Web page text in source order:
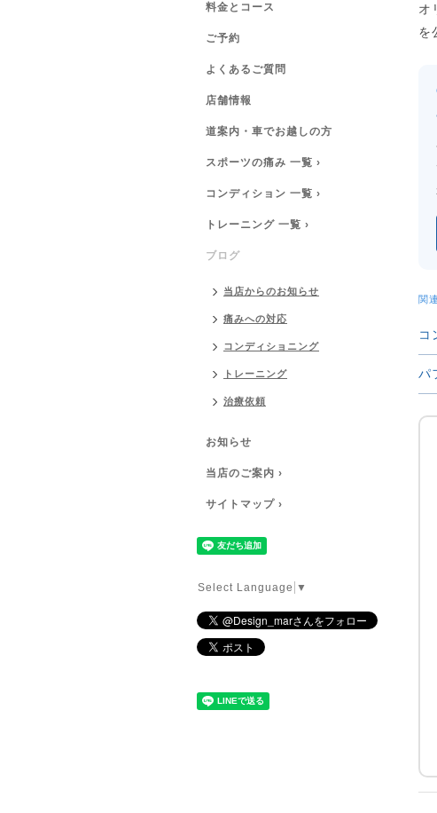
オ
を
関
コ
パ
料金とコース
ご予約
よくあるご質問
店舗情報
道案内・車でお越しの方
スポーツの痛み 一覧 ›
コンディション 一覧 ›
トレーニング 一覧 ›
ブログ
当店からのお知らせ
痛みへの対応
コンディショニング
トレーニング
治療依頼
お知らせ
当店のご案内 ›
サイトマップ ›
Select Language ▼